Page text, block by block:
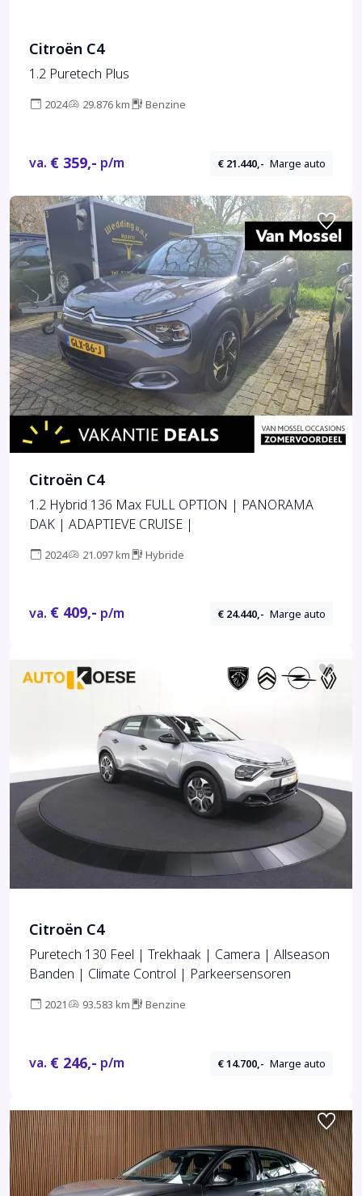
Citroën C4
1.2 Puretech Plus
2024 29.876 km Benzine
va. € 359,- p/m € 21.440,- Marge auto
Citroën C4
1.2 Hybrid 136 Max FULL OPTION | PANORAMA
DAK | ADAPTIEVE CRUISE |
2024 21.097 km Hybride
va. € 409,- p/m € 24.440,- Marge auto
Citroën C4
Puretech 130 Feel | Trekhaak | Camera | Allseason
Banden | Climate Control | Parkeersensoren
2021 93.583 km Benzine
va. € 246,- p/m € 14.700,- Marge auto